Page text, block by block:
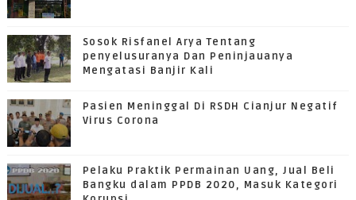
Sosok Risfanel Arya Tentang
penyelusuranya Dan Peninjauanya
Mengatasi Banjir Kali
Pasien Meninggal Di RSDH Cianjur Negatif
Virus Corona
Pelaku Praktik Permainan Uang, Jual Beli
Bangku dalam PPDB 2020, Masuk Kategori